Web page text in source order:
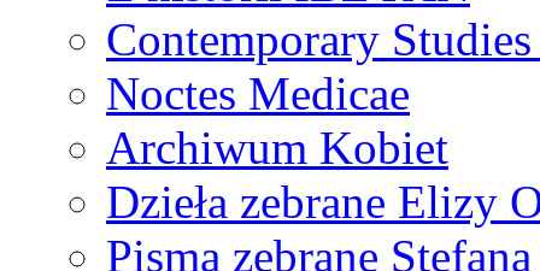
Contemporary
Noctes Medicae
Archiwum Kobiet
Dzieła zebrane Elizy
Pisma zebrane